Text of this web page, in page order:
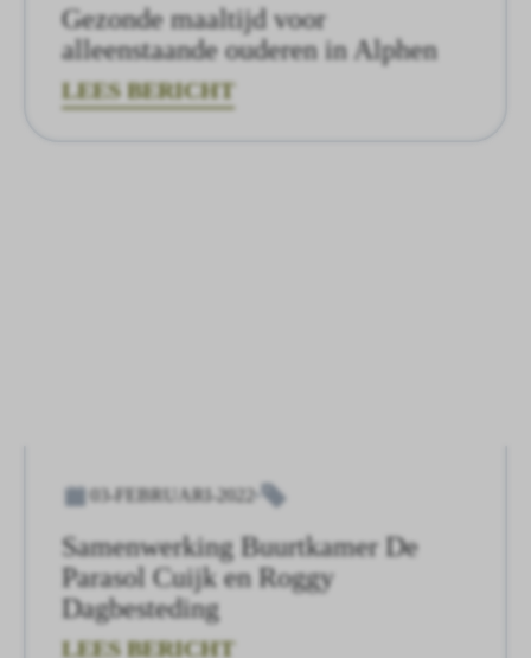
Gezonde maaltijd voor
alleenstaande ouderen in Alphen
LEES BERICHT
03-FEBRUARI-2022
Samenwerking Buurtkamer De
Parasol Cuijk en Roggy
Dagbesteding
LEES BERICHT